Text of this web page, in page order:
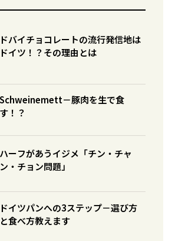
ドバイチョコレートの流行発信地は
ドイツ！？その理由とは
Schweinemett－豚肉を生で食
す！？
ハーフがあうイジメ「チン・チャ
ン・チョン問題」
ドイツパンへの3ステップ－選び方
と食べ方教えます